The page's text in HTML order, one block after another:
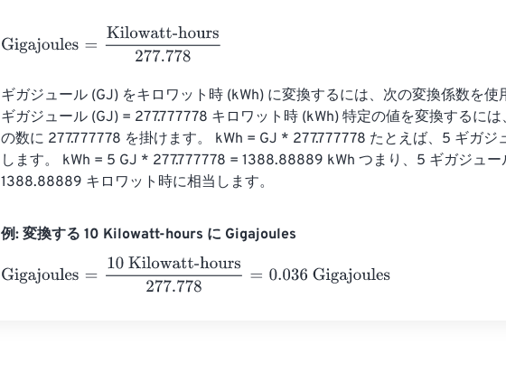
Gigajoules Kilowatt-hours277.778
ギガジュール (GJ) をキロワット時 (kWh) に変換するには、次の変換係数を使
ギガジュール (GJ) = 277.777778 キロワット時 (kWh) 特定の値を変換するに
の数に 277.777778 を掛けます。 kWh = GJ * 277.777778 たとえば、5 ギガジ
します。 kWh = 5 GJ * 277.777778 = 1388.88889 kWh つまり、5 ギガジュー
1388.88889 キロワット時に相当します。
例: 変換する 10 Kilowatt-hours に Gigajoules
Gigajoules
10 Kilowatt-hours277.778= 0.036 Gigajoules